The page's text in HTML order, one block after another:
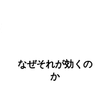
なぜそれが効くの
か